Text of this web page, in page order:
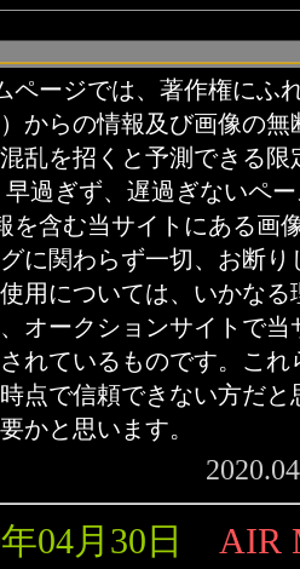
ページでは、著作権にふ
からの情報及び画像の
乱を招くと予測できる
早過ぎず、遅過ぎないペ
を含む当サイトにある画
グに関わらず一切、お断
用については、いかな
オークションサイトで
れているものです。こ
点で信頼できない方だ
かと思います。
04月30日 AIR